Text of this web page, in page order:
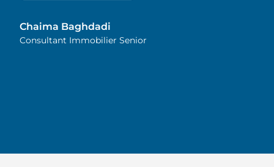
stress. J'apprécie
sincèrement son
Chaima Baghdadi
Consultant Immobilier Senior